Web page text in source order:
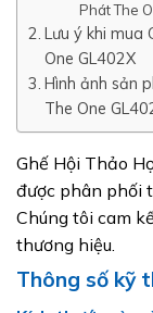
Phát The
Lưu ý khi mua
One GL402X
Hình ảnh sản
The One
Ghế Hội Thảo
được phân phối
Chúng tôi cam
thương hiệu.
Thông số kỹ